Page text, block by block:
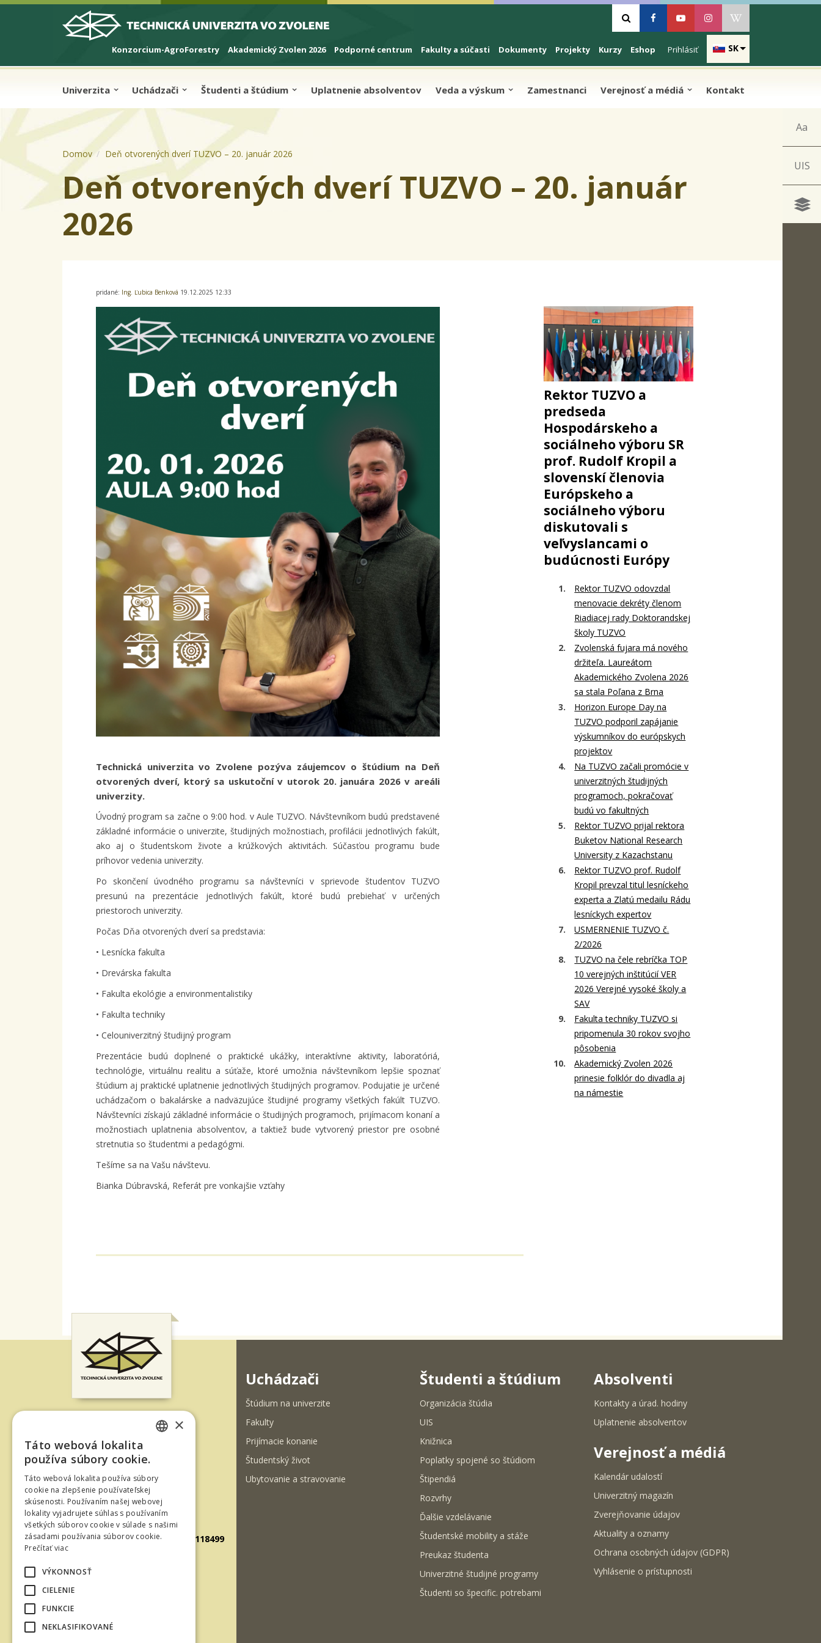
Skip to cookies
Skip to navigation
Skočiť na hlavný obsah
Vyhľadávanie
FacebookYoutubeInstagramWikipedia
SK
Prihlásiť
Konzorcium-AgroForestry Akademický Zvolen 2026 Podporné centrum Fakulty a súčasti Dokumenty Projekty Kurzy Eshop
Univerzita Uchádzači Študenti a štúdium Uplatnenie absolventov Veda a výskum Zamestnanci Verejnosť a médiá Kontakt
Aa
UIS
Domov Deň otvorených dverí TUZVO – 20. január 2026
Deň otvorených dverí TUZVO – 20. január
2026
pridané: Ing. Ľubica Benková 19.12.2025 12:33
Technická univerzita vo Zvolene pozýva záujemcov o štúdium na Deň
otvorených dverí, ktorý sa uskutoční v utorok 20. januára 2026 v areáli
univerzity.
Úvodný program sa začne o 9:00 hod. v Aule TUZVO. Návštevníkom budú predstavené
základné informácie o univerzite, študijných možnostiach, profilácii jednotlivých fakúlt,
ako aj o študentskom živote a krúžkových aktivitách. Súčasťou programu bude
príhovor vedenia univerzity.
Po skončení úvodného programu sa návštevníci v sprievode študentov TUZVO
presunú na prezentácie jednotlivých fakúlt, ktoré budú prebiehať v určených
priestoroch univerzity.
Počas Dňa otvorených dverí sa predstavia:
• Lesnícka fakulta
• Drevárska fakulta
• Fakulta ekológie a environmentalistiky
• Fakulta techniky
• Celouniverzitný študijný program
Prezentácie budú doplnené o praktické ukážky, interaktívne aktivity, laboratóriá,
technológie, virtuálnu realitu a súťaže, ktoré umožnia návštevníkom lepšie spoznať
štúdium aj praktické uplatnenie jednotlivých študijných programov. Podujatie je určené
uchádzačom o bakalárske a nadväzujúce študijné programy všetkých fakúlt TUZVO.
Návštevníci získajú základné informácie o študijných programoch, prijímacom konaní a
možnostiach uplatnenia absolventov, a taktiež bude vytvorený priestor pre osobné
stretnutia so študentmi a pedagógmi.
Tešíme sa na Vašu návštevu.
Bianka Dúbravská, Referát pre vonkajšie vzťahy
Rektor TUZVO a
predseda
Hospodárskeho a
sociálneho výboru SR
prof. Rudolf Kropil a
slovenskí členovia
Európskeho a
sociálneho výboru
diskutovali s
veľvyslancami o
budúcnosti Európy
Rektor TUZVO odovzdal
menovacie dekréty členom
Riadiacej rady Doktorandskej
školy TUZVO
Zvolenská fujara má nového
držiteľa. Laureátom
Akademického Zvolena 2026
sa stala Poľana z Brna
Horizon Europe Day na
TUZVO podporil zapájanie
výskumníkov do európskych
projektov
Na TUZVO začali promócie v
univerzitných študijných
programoch, pokračovať
budú vo fakultných
Rektor TUZVO prijal rektora
Buketov National Research
University z Kazachstanu
Rektor TUZVO prof. Rudolf
Kropil prevzal titul lesníckeho
experta a Zlatú medailu Rádu
lesníckych expertov
USMERNENIE TUZVO č.
2/2026
TUZVO na čele rebríčka TOP
10 verejných inštitúcií VER
2026 Verejné vysoké školy a
SAV
Fakulta techniky TUZVO si
pripomenula 30 rokov svojho
pôsobenia
Akademický Zvolen 2026
prinesie folklór do divadla aj
na námestie
960 01 Zvolen
Slovenská republika
Tel.: +421-45-520 61 11
Fax: +421-45-533 00 27
E-mail: info@tuzvo.sk
GPS súradnice: 48.572024,19.118499
IČO: 00397440
DIČ: 2020474808
IČ DPH: SK2020474808
E-mail: podatelna@tuzvo.sk
Uchádzači
Štúdium na univerzite
Fakulty
Prijímacie konanie
Študentský život
Ubytovanie a stravovanie
Študenti a štúdium
Organizácia štúdia
UIS
Knižnica
Poplatky spojené so štúdiom
Štipendiá
Rozvrhy
Ďalšie vzdelávanie
Študentské mobility a stáže
Preukaz študenta
Univerzitné študijné programy
Študenti so špecific. potrebami
Absolventi
Kontakty a úrad. hodiny
Uplatnenie absolventov
Verejnosť a médiá
Kalendár udalostí
Univerzitný magazín
Zverejňovanie údajov
Aktuality a oznamy
Ochrana osobných údajov (GDPR)
Vyhlásenie o prístupnosti
×
Táto webová lokalita
používa súbory cookie.
Táto webová lokalita používa súbory
cookie na zlepšenie používateľskej
skúsenosti. Používaním našej webovej
lokality vyjadrujete súhlas s používaním
všetkých súborov cookie v súlade s našimi
zásadami používania súborov cookie.
Prečítať viac
VÝKONNOSŤ
CIELENIE
FUNKCIE
NEKLASIFIKOVANÉ